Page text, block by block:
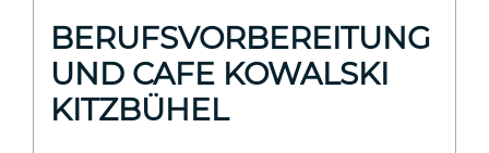
BERUFSVORBEREITUNG
UND CAFE KOWALSKI
KITZBÜHEL